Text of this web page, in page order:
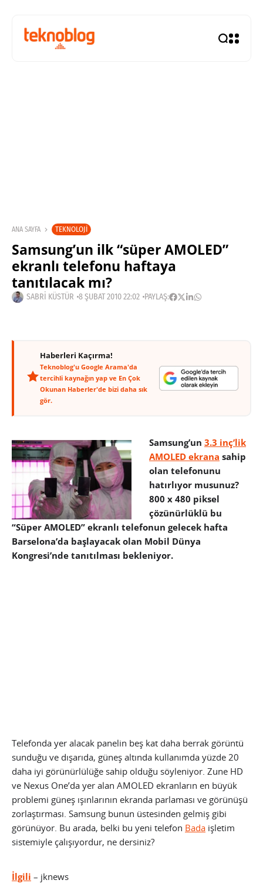
ANA SAYFA TEKNOLOJI
Samsung’un ilk “süper AMOLED”
ekranlı telefonu haftaya
tanıtılacak mı?
SABRI KÜSTÜR 8 ŞUBAT 2010 22:02 PAYLAŞ:
Haberleri Kaçırma!
Teknoblog'u Google Arama'da
tercihli kaynağın yap ve En Çok
Okunan Haberler'de bizi daha sık
gör.
Samsung’un 3.3 inç’lik
AMOLED ekrana sahip
olan telefonunu
hatırlıyor musunuz?
800 x 480 piksel
çözünürlüklü bu
“Süper AMOLED” ekranlı telefonun gelecek hafta
Barselona’da başlayacak olan Mobil Dünya
Kongresi’nde tanıtılması bekleniyor.
Telefonda yer alacak panelin beş kat daha berrak görüntü
sunduğu ve dışarıda, güneş altında kullanımda yüzde 20
daha iyi görünürlülüğe sahip olduğu söyleniyor. Zune HD
ve Nexus One’da yer alan AMOLED ekranların en büyük
problemi güneş ışınlarının ekranda parlaması ve görünüşü
zorlaştırması. Samsung bunun üstesinden gelmiş gibi
görünüyor. Bu arada, belki bu yeni telefon Bada işletim
sistemiyle çalışıyordur, ne dersiniz?
İlgili – jknews